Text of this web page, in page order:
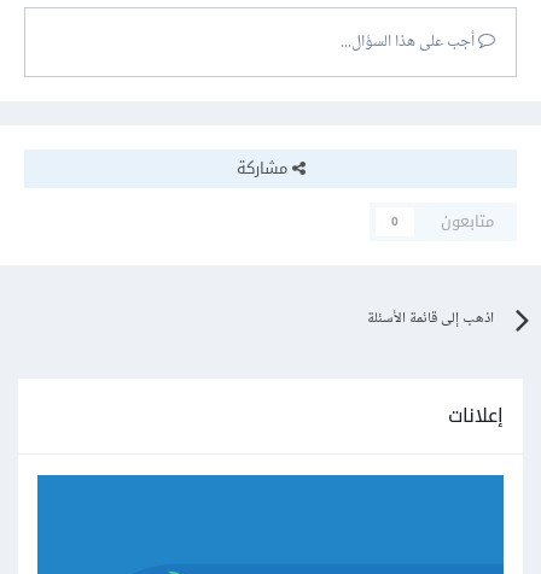
أجب على هذا السؤال...
مشاركة
متابعون
0
اذهب إلى قائمة الأسئلة
إعلانات